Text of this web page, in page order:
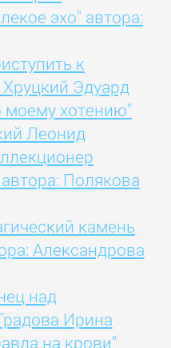
эхо" автора:
к
Эдуард
моему хотению"
Леонид
Полякова
камень
Александрова
над
Ирина
на крови"